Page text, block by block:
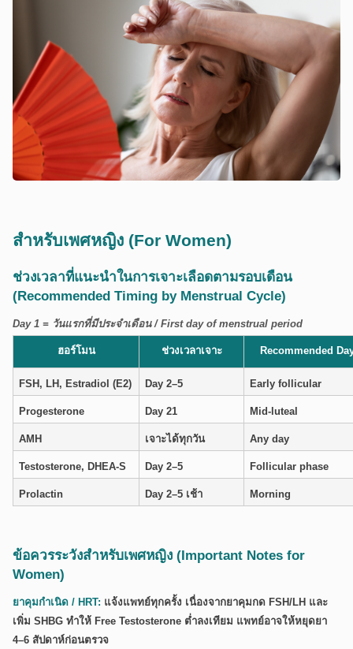
สำหรับเพศหญิง (For Women)
ช่วงเวลาที่แนะนำในการเจาะเลือดตามรอบเดือน
(Recommended Timing by Menstrual Cycle)
Day 1 = วันแรกที่มีประจำเดือน / First day of menstrual period
ฮอร์โมน ช่วงเวลาเจาะ Recommended
FSH, LH, Estradiol (E2) Day 2–5 Early follicular
Progesterone Day 21 Mid-luteal
AMH เจาะได้ทุกวัน Any day
Testosterone, DHEA-S Day 2–5 Follicular phase
Prolactin Day 2–5 เช้า Morning
ข้อควรระวังสำหรับเพศหญิง (Important Notes for
Women)
ยาคุมกำเนิด / HRT: แจ้งแพทย์ทุกครั้ง เนื่องจากยาคุมกด FSH/LH และ
เพิ่ม SHBG ทำให้ Free Testosterone ต่ำลงเทียม แพทย์อาจให้หยุดยา
4–6 สัปดาห์ก่อนตรวจ